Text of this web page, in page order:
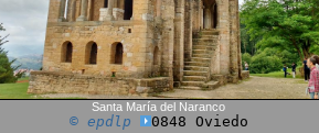
Santa María del Naranco
© epdlp 0848 Oviedo